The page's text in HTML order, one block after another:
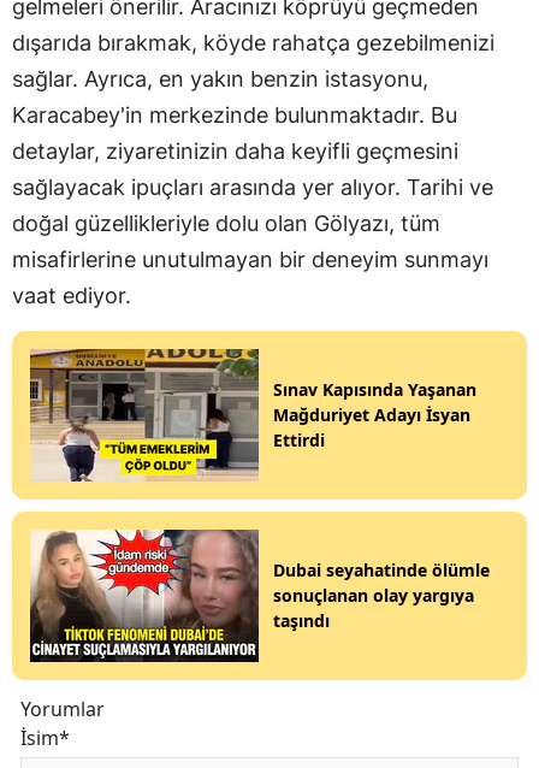
gelmeleri önerilir. Aracınızı köprüyü geçmeden
dışarıda bırakmak, köyde rahatça gezebilmenizi
sağlar. Ayrıca, en yakın benzin istasyonu,
Karacabey'in merkezinde bulunmaktadır. Bu
detaylar, ziyaretinizin daha keyifli geçmesini
sağlayacak ipuçları arasında yer alıyor. Tarihi ve
doğal güzellikleriyle dolu olan Gölyazı, tüm
misafirlerine unutulmayan bir deneyim sunmayı
vaat ediyor.
Sınav Kapısında Yaşanan
Mağduriyet Adayı İsyan
Ettirdi
Dubai seyahatinde ölümle
sonuçlanan olay yargıya
taşındı
Yorumlar
İsim*